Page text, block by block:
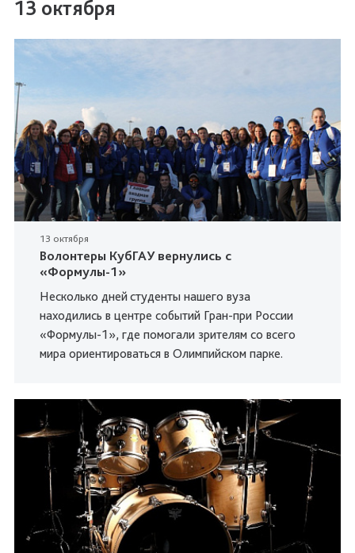
13 октября
13 октября
Волонтеры КубГАУ вернулись с
«Формулы-1»
Несколько днейстуденты нашего вуза
находились в центре событий Гран-при России
«Формулы-1», где помогали зрителям со всего
мира ориентироваться в Олимпийском парке.